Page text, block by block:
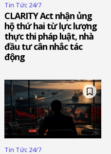
Tin Tức 24/7
CLARITY Act nhận ủng
hộ thứ hai từ lực lượng
thực thi pháp luật, nhà
đầu tư cân nhắc tác
động
Tin Tức 24/7